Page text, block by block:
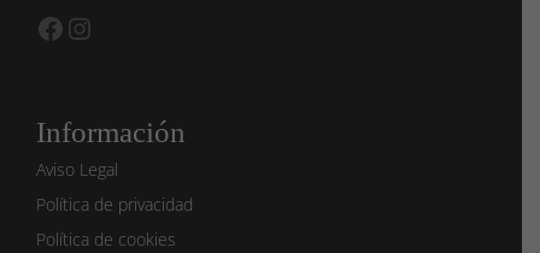
Facebook
Instagram
Información
Aviso Legal
Política de privacidad
Política de cookies